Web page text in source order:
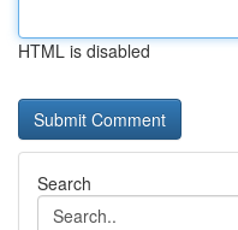
HTML is disabled
Search